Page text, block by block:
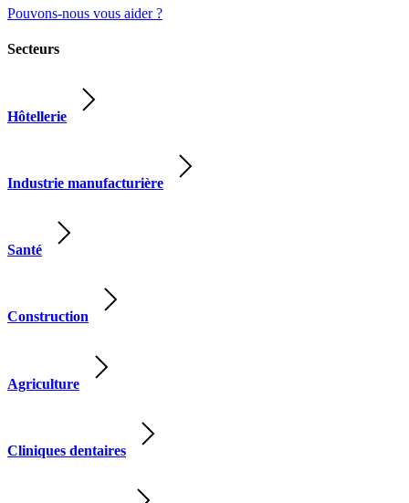
Pouvons-nous vous aider ?
Secteurs
Hôtellerie
Industrie manufacturière
Santé
Construction
Agriculture
Cliniques dentaires